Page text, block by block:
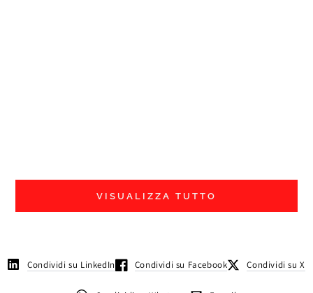
VISUALIZZA TUTTO
Condividi su LinkedIn Condividi su Facebook Condividi su X